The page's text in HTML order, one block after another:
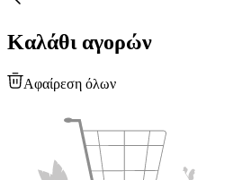
Καλάθι αγορών
Αφαίρεση όλων